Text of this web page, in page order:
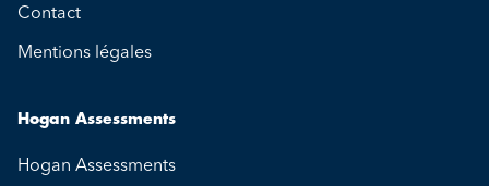
Contact
Mentions légales
Hogan Assessments
Hogan Assessments